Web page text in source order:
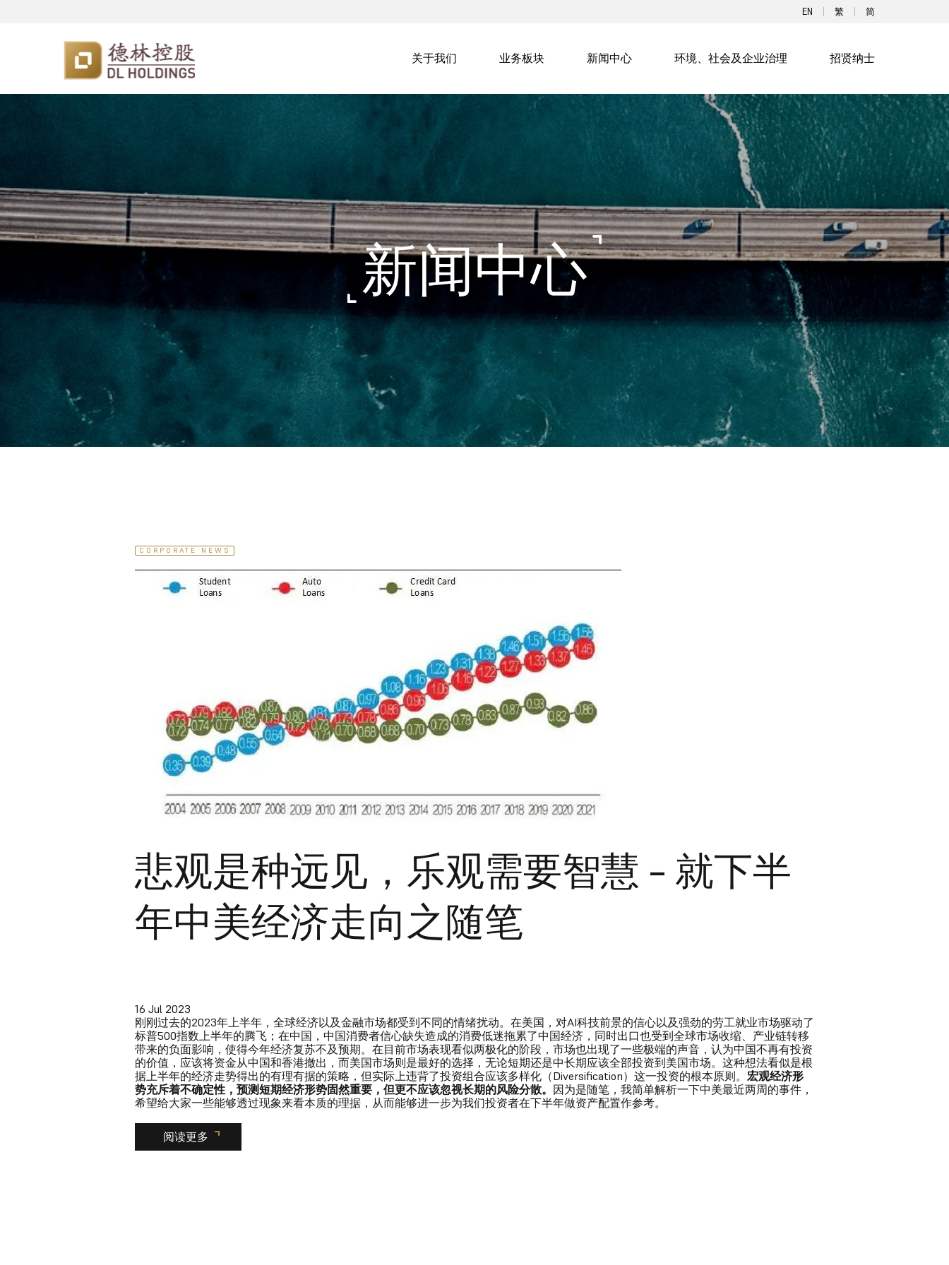
EN 繁 简
关于我们 业务板块 新闻中心 环境、社会及企业治理 招贤纳士
新闻中心
CORPORATE NEWS
悲观是种远见，乐观需要智慧 – 就下半
年中美经济走向之随笔
16 Jul 2023
刚刚过去的2023年上半年，全球经济以及金融市场都受到不同的情绪扰动。在美国，对AI科技前景的信心以及强劲的劳工就业市场驱动了
标普500指数上半年的腾飞；在中国，中国消费者信心缺失造成的消费低迷拖累了中国经济，同时出口也受到全球市场收缩、产业链转移
带来的负面影响，使得今年经济复苏不及预期。在目前市场表现看似两极化的阶段，市场也出现了一些极端的声音，认为中国不再有投资
的价值，应该将资金从中国和香港撤出，而美国市场则是最好的选择，无论短期还是中长期应该全部投资到美国市场。这种想法看似是根
据上半年的经济走势得出的有理有据的策略，但实际上违背了投资组合应该多样化（Diversification）这一投资的根本原则。 宏观经济形
势充斥着不确定性，预测短期经济形势固然重要，但更不应该忽视长期的风险分散。 因为是随笔，我简单解析一下中美最近两周的事件，
希望给大家一些能够透过现象来看本质的理据，从而能够进一步为我们投资者在下半年做资产配置作参考。
阅读更多